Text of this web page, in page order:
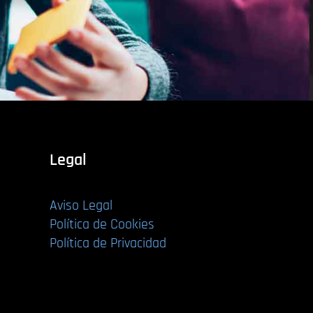
Legal
Aviso Legal
Política de Cookies
Política de Privacidad